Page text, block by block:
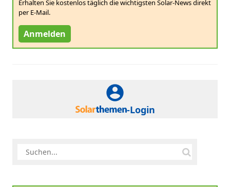
Erhalten Sie kostenlos täglich die wichtigsten Solar-News direkt
per E-Mail.
Anmelden
-Login